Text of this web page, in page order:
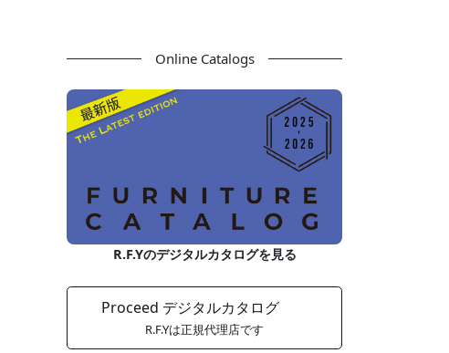
Online Catalogs
R.F.Yのデジタルカタログを見る
Proceed デジタルカタログ
R.F.Yは正規代理店です